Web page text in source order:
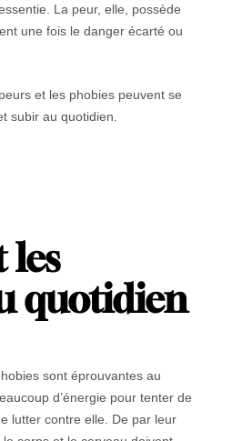
La peur, elle, possède
une fois le danger écarté ou
et les phobies peuvent se
subir au quotidien.
les
quotidien
sont éprouvantes au
d’énergie pour tenter de
lutter contre elle. De par leur